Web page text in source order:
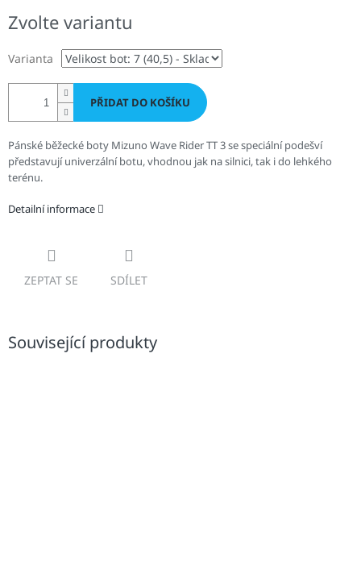
cena:
Zvolte variantu
Varianta
PŘIDAT DO KOŠÍKU
Pánské běžecké boty Mizuno Wave Rider TT 3 se speciální podešví
představují univerzální botu, vhodnou jak na silnici, tak i do lehkého
terénu.
Detailní informace
ZEPTAT SE SDÍLET
Související produkty